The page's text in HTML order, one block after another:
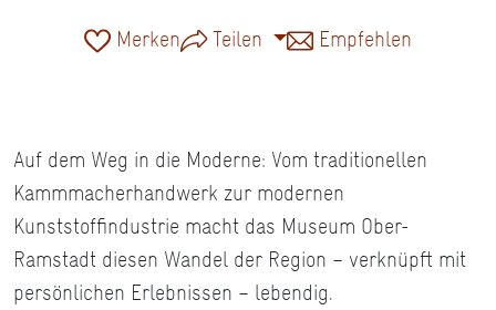
Merken Teilen Empfehlen
Auf dem Weg in die Moderne: Vom traditionellen
Kammmacherhandwerk zur modernen
Kunststoffindustrie macht das Museum Ober-
Ramstadt diesen Wandel der Region – verknüpft mit
persönlichen Erlebnissen – lebendig.